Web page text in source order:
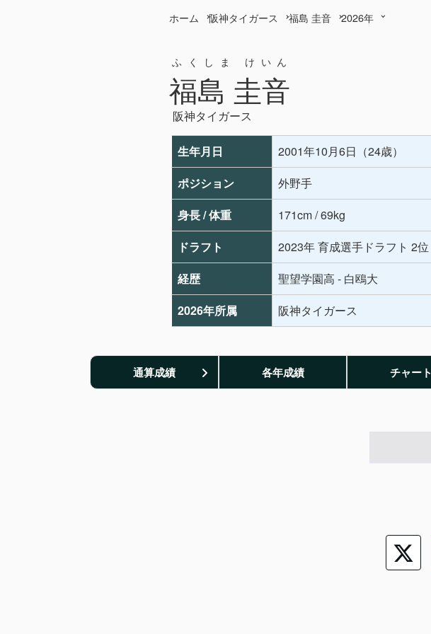
ホーム 阪神タイガース 福島 圭音 2026年
福島 圭音
ふくしま けいん
阪神タイガース
生年月日 2001年10月6日（24歳）
ポジション
外野手
身長 / 体重
171cm / 69kg
ドラフト
2023年 育成選手ドラフト 2位
経歴
聖望学園高 - 白鴎大
2026年所属
阪神タイガース
通算成績 各年成績 チャート